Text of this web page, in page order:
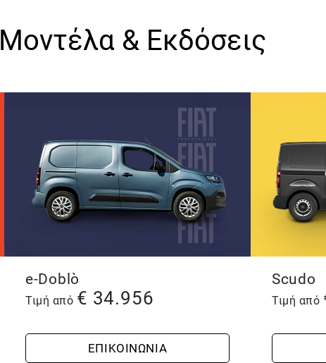
Μοντέλα & Εκδόσεις
e-Doblò
Τιμή από € 34.956
ΕΠΙΚΟΙΝΩΝΙΑ
Scudo
Τιμή από